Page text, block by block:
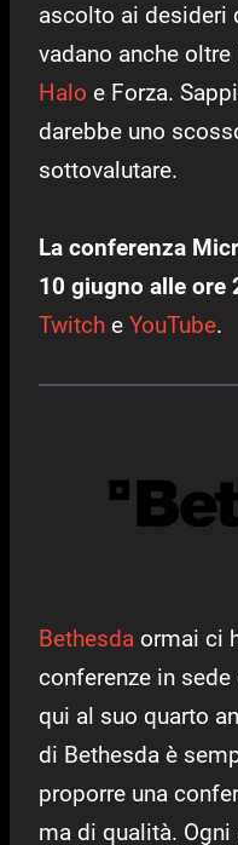
ascolto ai desideri
vadano anche oltre
Halo e Forza.
darebbe uno
sottovalutare.
La conferenza
10 giugno alle ore
Twitch e YouTube.
Bethesda ormai ci
conferenze in
qui al suo quarto
di Bethesda è
proporre una
ma di qualità.